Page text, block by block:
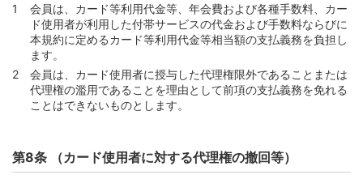
第60条 （キャッシングサービスに係る禁止行為）
第61条 （キャッシングサービスの利用が制限される場
合）
第2節 元利金支払義務および返済方式
第62条 （元利金支払義務）
第64条 （キャッシングサービスの返済方式）
会員は、カード等利用代金等、年会費および各種手数料、カー
ド使用者が利用した付帯サービスの代金および手数料ならびに
本規約に定めるカード等利用代金等相当額の支払義務を負担し
ます。
会員は、カード使用者に授与した代理権限外であることまたは
代理権の濫用であることを理由として前項の支払義務を免れる
ことはできないものとします。
第8条 （カード使用者に対する代理権の撤回等）